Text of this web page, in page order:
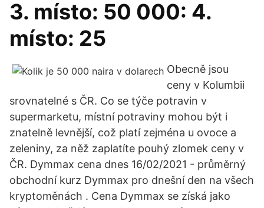
3. místo: 50 000: 4.
místo: 25
Obecně jsou
ceny v Kolumbii
srovnatelné s ČR. Co se týče potravin v
supermarketu, místní potraviny mohou být i
znatelně levnější, což platí zejména u ovoce a
zeleniny, za něž zaplatíte pouhý zlomek ceny v
ČR. Dymmax cena dnes 16/02/2021 - průměrný
obchodní kurz Dymmax pro dnešní den na všech
kryptoměnách . Cena Dymmax se získá jako